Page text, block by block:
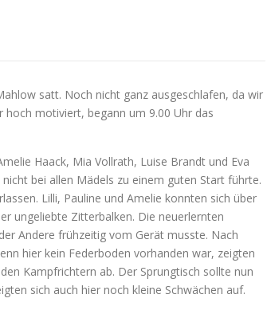
satt. Noch nicht ganz ausgeschlafen, da wir
motiviert, begann um 9.00 Uhr das
Haack, Mia Vollrath, Luise Brandt und Eva
bei allen Mädels zu einem guten Start führte.
Lilli, Pauline und Amelie konnten sich über
ungeliebte Zitterbalken. Die neuerlernten
Andere frühzeitig vom Gerät musste. Nach
hier kein Federboden vorhanden war, zeigten
Kampfrichtern ab. Der Sprungtisch sollte nun
sich auch hier noch kleine Schwächen auf.